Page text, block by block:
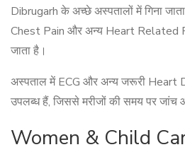
Dibrugarh के अच्छे अस्पतालों में गिना
Chest Pain और अन्य Heart Related
जाता है।
अस्पताल में ECG और अन्य जरूरी Heart
उपलब्ध हैं, जिससे मरीजों की समय पर जांच
Women & Child